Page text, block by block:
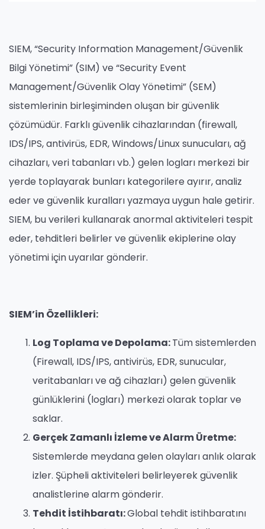
SIEM, “Security Information Management/Güvenlik
Bilgi Yönetimi” (SIM) ve “Security Event
Management/Güvenlik Olay Yönetimi” (SEM)
sistemlerinin birleşiminden oluşan bir güvenlik
çözümüdür. Farklı güvenlik cihazlarından (firewall,
IDS/IPS, antivirüs, EDR, Windows/Linux sunucuları, ağ
cihazları, veri tabanları vb.) gelen logları merkezi bir
yerde toplayarak bunları kategorilere ayırır, analiz
eder ve güvenlik kuralları yazmaya uygun hale getirir.
SIEM, bu verileri kullanarak anormal aktiviteleri tespit
eder, tehditleri belirler ve güvenlik ekiplerine olay
yönetimi için uyarılar gönderir.
SIEM’in Özellikleri:
Log Toplama ve Depolama:Tüm sistemlerden
(Firewall, IDS/IPS, antivirüs, EDR, sunucular,
veritabanları ve ağ cihazları) gelen güvenlik
günlüklerini (logları) merkezi olarak toplar ve
saklar.
Gerçek Zamanlı İzleme ve Alarm Üretme:
Sistemlerde meydana gelen olayları anlık olarak
izler. Şüpheli aktiviteleri belirleyerek güvenlik
analistlerine alarm gönderir.
Tehdit İstihbaratı:Global tehdit istihbaratını